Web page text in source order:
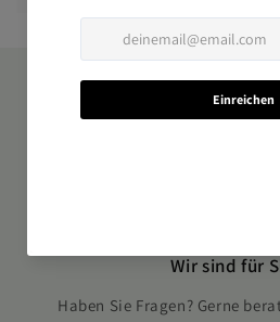
Wir sind für
Haben Sie Fragen? Gerne